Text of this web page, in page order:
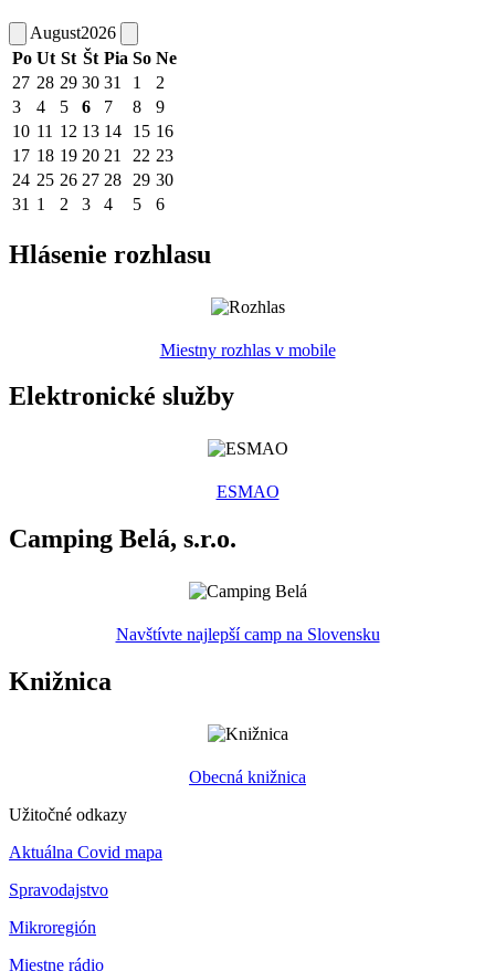
August2026
Po Ut St Št Pia So Ne
27 28 29 30 31 1
2
3
4 5 6 7 8
9
10 11 12 13 14 15 16
17 18 19 20 21 22 23
24 25 26 27 28 29 30
31 1 2 3 4 5 6
Hlásenie rozhlasu
Miestny rozhlas v mobile
Elektronické služby
ESMAO
Camping Belá, s.r.o.
Navštívte najlepší camp na Slovensku
Knižnica
Obecná knižnica
Užitočné odkazy
Aktuálna Covid mapa
Spravodajstvo
Mikroregión
Miestne rádio